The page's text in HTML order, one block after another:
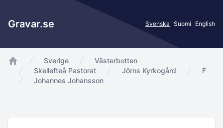
Gravar.se Svenska Suomi English
app.Start
Sverige
Västerbotten
Skellefteå Pastorat
Jörns Kyrkogård
F
Johannes Johansson